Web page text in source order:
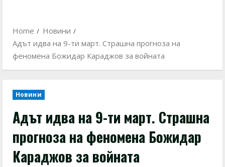
Home
Новини
Адът идва на 9-ти март. Страшна прогноза на
феномена Божидар Караджов за войната
Новини
Адът идва на 9-ти март. Страшна
прогноза на феномена Божидар
Караджов за войната